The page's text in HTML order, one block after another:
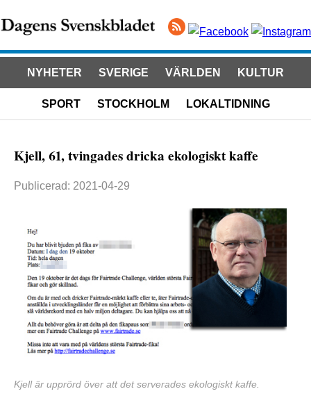
NYHETER SVERIGE VÄRLDEN KULTUR
SPORT STOCKHOLM LOKALTIDNING
Kjell, 61, tvingades dricka ekologiskt kaffe
Publicerad: 2021-04-29
Kjell är upprörd över att det serverades ekologiskt kaffe.